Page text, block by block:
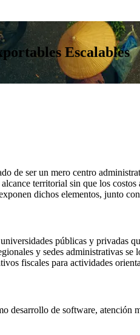
Escalables
de ser un mero centro
territorial sin que los
dichos elementos, junto
públicas y privadas
y sedes administrativas
fiscales para actividades
desarrollo de software,